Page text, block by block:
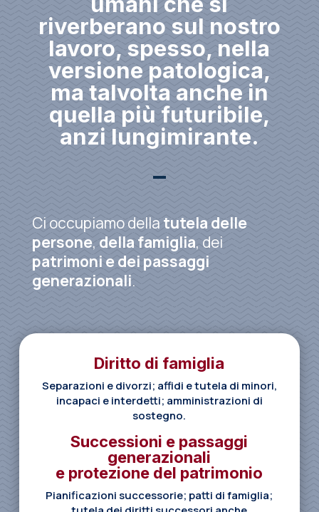
riverberano sul nostro
lavoro, spesso, nella
versione patologica,
ma talvolta anche in
quella più futuribile,
anzi lungimirante.
Ci occupiamo della tutela delle
persone, della famiglia, dei
patrimoni e dei passaggi
generazionali.
Diritto di famiglia
Separazioni e divorzi; affidi e tutela di minori,
incapaci e interdetti; amministrazioni di
sostegno.
Successioni e passaggi
generazionali
e protezione del patrimonio
Pianificazioni successorie; patti di famiglia;